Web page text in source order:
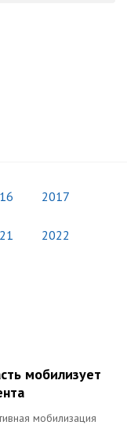
2017
2022
мобилизует
мобилизация